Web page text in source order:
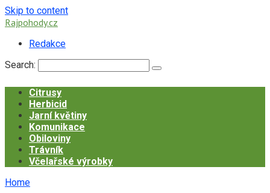
Skip to content
Rajpohody.cz
Redakce
Search:
Citrusy
Herbicid
Jarní květiny
Komunikace
Obiloviny
Trávník
Včelařské výrobky
Home